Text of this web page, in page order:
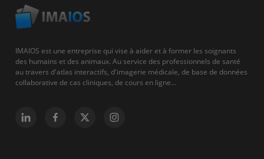
IMAIOS est une entreprise qui vise à aider et à former les soignants
des humains et des animaux. Au service des professionnels de santé
au travers d'atlas interactifs, d'imagerie médicale, de base de données
collaborative de cas cliniques, de cours en ligne...